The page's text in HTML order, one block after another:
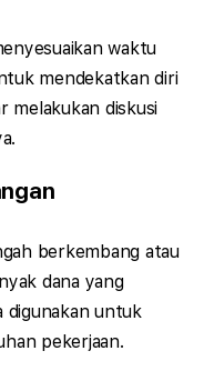
waktu
mendekatkan diri
melakukan diskusi
berkembang atau
dana yang
digunakan untuk
pekerjaan.